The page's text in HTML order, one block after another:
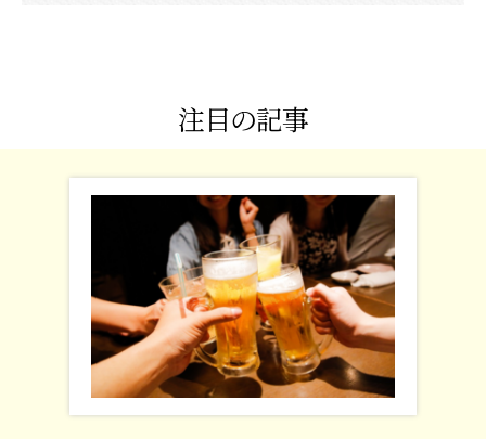
注目の記事